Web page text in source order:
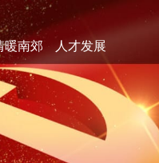
暖南郊 人才发展